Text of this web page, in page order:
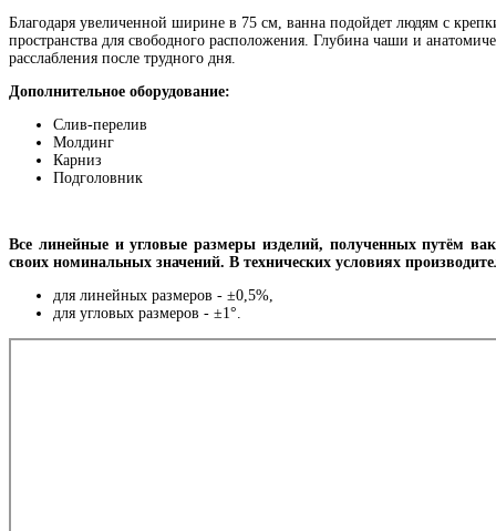
Благодаря увеличенной ширине в 75 см, ванна подойдет людям с
пространства для свободного расположения. Глубина чаши и
расслабления после трудного дня.
Дополнительное оборудование:
Слив-перелив
Молдинг
Карниз
Подголовник
Все линейные и угловые размеры изделий, полученных путём
своих номинальных значений. В технических условиях
для линейных размеров - ±0,5%,
для угловых размеров - ±1°.